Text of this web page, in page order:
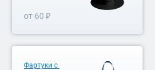
от 60 ₽
Фартуки с